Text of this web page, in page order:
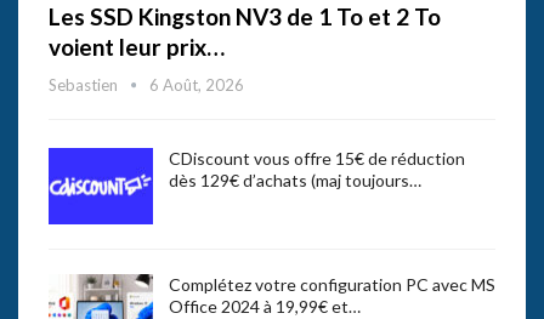
Les SSD Kingston NV3 de 1 To et 2 To
voient leur prix…
Sebastien 6 Août, 2026
CDiscount vous offre 15€ de réduction
dès 129€ d’achats (maj toujours…
Complétez votre configuration PC avec MS
Office 2024 à 19,99€ et…